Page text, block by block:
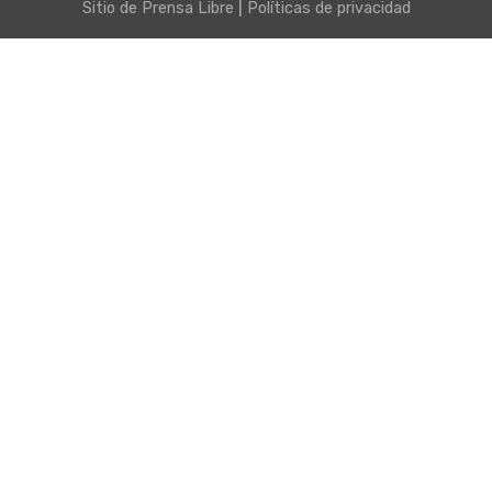
Sitio de Prensa Libre Políticas de privacidad